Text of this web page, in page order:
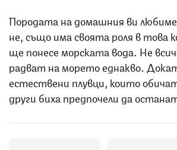
Породата на домашния ви
не, също има своята роля в това
ще понесе морската вода. Не
радват на морето еднакво.
естествени плувци, които
други биха предпочели да